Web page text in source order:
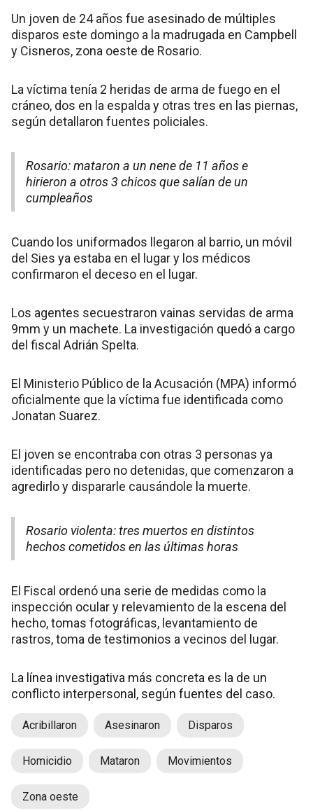
Un joven de 24 años fue asesinado de múltiples
disparos este domingo a la madrugada en Campbell
y Cisneros, zona oeste de Rosario.
La víctima tenía 2 heridas de arma de fuego en el
cráneo, dos en la espalda y otras tres en las piernas,
según detallaron fuentes policiales.
Rosario: mataron a un nene de 11 años e
hirieron a otros 3 chicos que salían de un
cumpleaños
Cuando los uniformados llegaron al barrio, un móvil
del Sies ya estaba en el lugar y los médicos
confirmaron el deceso en el lugar.
Los agentes secuestraron vainas servidas de arma
9mm y un machete. La investigación quedó a cargo
del fiscal Adrián Spelta.
El Ministerio Público de la Acusación (MPA) informó
oficialmente que la víctima fue identificada como
Jonatan Suarez.
El joven se encontraba con otras 3 personas ya
identificadas pero no detenidas, que comenzaron a
agredirlo y dispararle causándole la muerte.
Rosario violenta: tres muertos en distintos
hechos cometidos en las últimas horas
El Fiscal ordenó una serie de medidas como la
inspección ocular y relevamiento de la escena del
hecho, tomas fotográficas, levantamiento de
rastros, toma de testimonios a vecinos del lugar.
La línea investigativa más concreta es la de un
conflicto interpersonal, según fuentes del caso.
Acribillaron Asesinaron Disparos
Homicidio Mataron Movimientos
Zona oeste